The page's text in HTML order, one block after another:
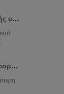
Νέα υπόθεση κατοχής υλικού παιδικής...
Προσοχή! Νέες αναφορές για παραπλανητικά...